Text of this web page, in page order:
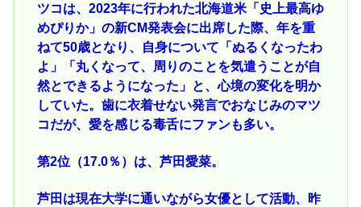
ツコは、2023年に行われた北海道米「史上最高ゆ
めぴりか」の新CM発表会に出席した際、年を重
ねて50歳となり、自身について「ぬるくなったわ
よ」「丸くなって、周りのことを気遣うことが自
然とできるようになった」と、心境の変化を明か
していた。歯に衣着せない発言でおなじみのマツ
コだが、愛を感じる毒舌にファンも多い。
第2位（17.0％）は、芦田愛菜。
芦田は現在大学に通いながら女優として活動、昨